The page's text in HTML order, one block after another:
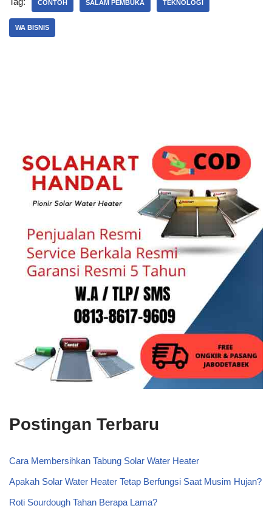
CONTOH SALAM PEMBUKA TEKNOLOGI
WA BISNIS
Postingan Terbaru
Cara Membersihkan Tabung Solar Water Heater
Apakah Solar Water Heater Tetap Berfungsi Saat Musim Hujan?
Roti Sourdough Tahan Berapa Lama?